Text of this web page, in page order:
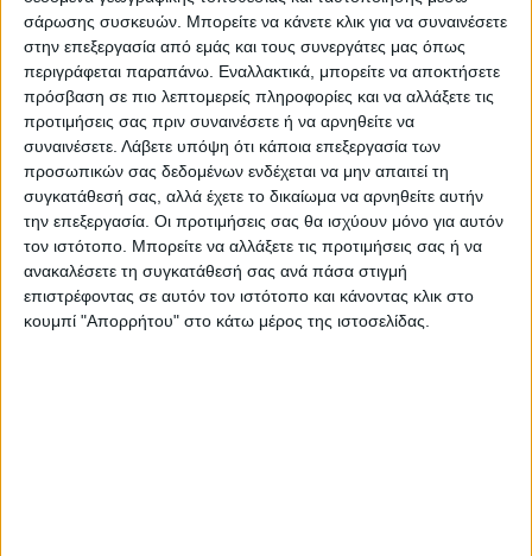
σάρωσης συσκευών. Μπορείτε να κάνετε κλικ για να συναινέσετε
στην επεξεργασία από εμάς και τους συνεργάτες μας όπως
περιγράφεται παραπάνω. Εναλλακτικά, μπορείτε να αποκτήσετε
πρόσβαση σε πιο λεπτομερείς πληροφορίες και να αλλάξετε τις
προτιμήσεις σας πριν συναινέσετε ή να αρνηθείτε να
συναινέσετε. Λάβετε υπόψη ότι κάποια επεξεργασία των
προσωπικών σας δεδομένων ενδέχεται να μην απαιτεί τη
συγκατάθεσή σας, αλλά έχετε το δικαίωμα να αρνηθείτε αυτήν
την επεξεργασία. Οι προτιμήσεις σας θα ισχύουν μόνο για αυτόν
τον ιστότοπο. Μπορείτε να αλλάξετε τις προτιμήσεις σας ή να
ανακαλέσετε τη συγκατάθεσή σας ανά πάσα στιγμή
επιστρέφοντας σε αυτόν τον ιστότοπο και κάνοντας κλικ στο
κουμπί "Απορρήτου" στο κάτω μέρος της ιστοσελίδας.
Aναλυτικότερα στην εφημερίδα Νέος Αγών
Τελευταίες Ειδήσεις Σήμερα
Ακολούθησε την εφημερίδα ΝΕΟΣ